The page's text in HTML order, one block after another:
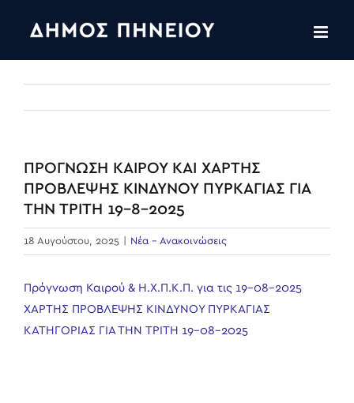
ΠΡΟΓΝΩΣΗ ΚΑΙΡΟΥ ΚΑΙ ΧΑΡΤΗΣ
ΠΡΟΒΛΕΨΗΣ ΚΙΝΔΥΝΟΥ ΠΥΡΚΑΓΙΑΣ ΓΙΑ
ΤΗΝ ΤΡΙΤΗ 19-8-2025
18 Αυγούστου, 2025 Νέα - Ανακοινώσεις
Πρόγνωση Καιρού & Η.Χ.Π.Κ.Π. για τις 19-08-2025
ΧΑΡΤΗΣ ΠΡΟΒΛΕΨΗΣ ΚΙΝΔΥΝΟΥ ΠΥΡΚΑΓΙΑΣ
ΚΑΤΗΓΟΡΙΑΣ ΓΙΑ ΤΗN ΤΡΙΤΗ 19-08-2025